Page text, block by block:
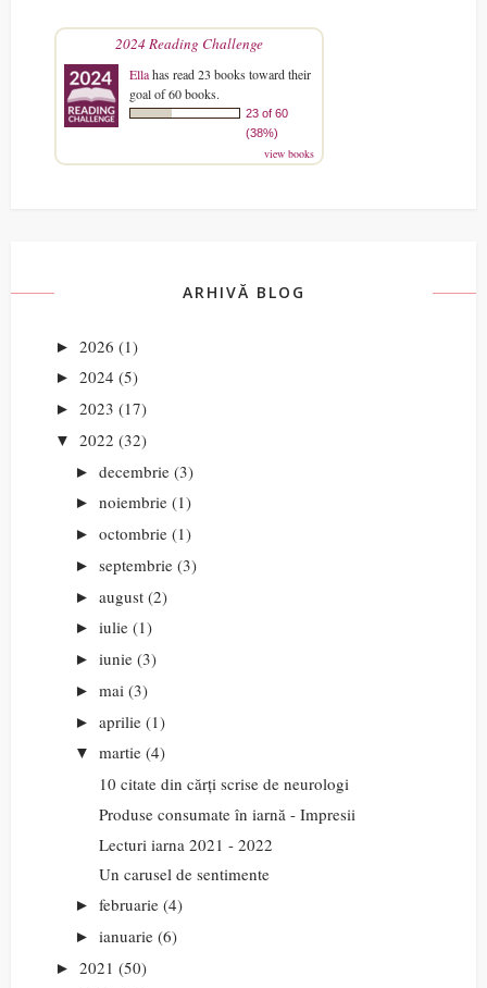
2024 Reading Challenge
Ellahas read 23 books toward their
goal of 60 books.
23 of 60
(38%)
view books
ARHIVĂ BLOG
► 2026 (1)
► 2024 (5)
► 2023 (17)
▼ 2022 (32)
► decembrie (3)
► noiembrie (1)
► octombrie (1)
► septembrie (3)
► august (2)
► iulie (1)
► iunie (3)
► mai (3)
► aprilie (1)
▼ martie (4)
10 citate din cărți scrise de neurologi
Produse consumate în iarnă - Impresii
Lecturi iarna 2021 - 2022
Un carusel de sentimente
► februarie (4)
► ianuarie (6)
► 2021 (50)